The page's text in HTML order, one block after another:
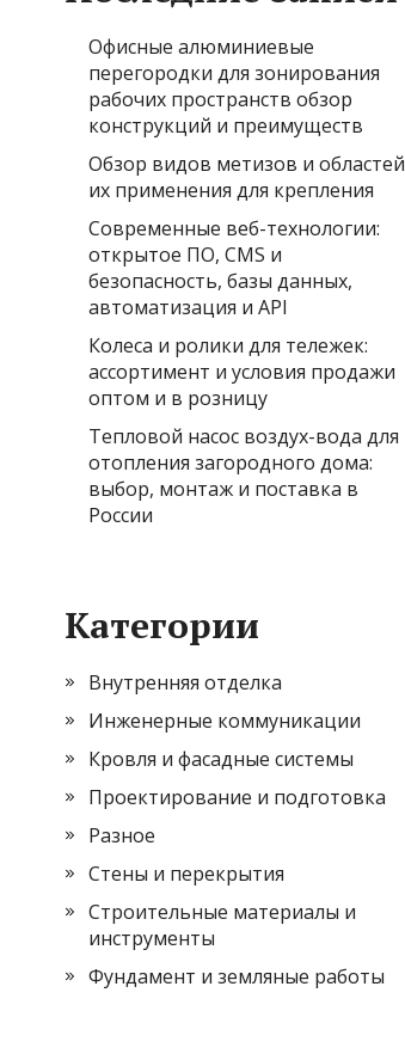
Офисные алюминиевые
перегородки для зонирования
рабочих пространств обзор
конструкций и преимуществ
Обзор видов метизов и областей
их применения для крепления
Современные веб-технологии:
открытое ПО, CMS и
безопасность, базы данных,
автоматизация и API
Колеса и ролики для тележек:
ассортимент и условия продажи
оптом и в розницу
Тепловой насос воздух-вода для
отопления загородного дома:
выбор, монтаж и поставка в
России
Категории
Внутренняя отделка
Инженерные коммуникации
Кровля и фасадные системы
Проектирование и подготовка
Разное
Стены и перекрытия
Строительные материалы и
инструменты
Фундамент и земляные работы